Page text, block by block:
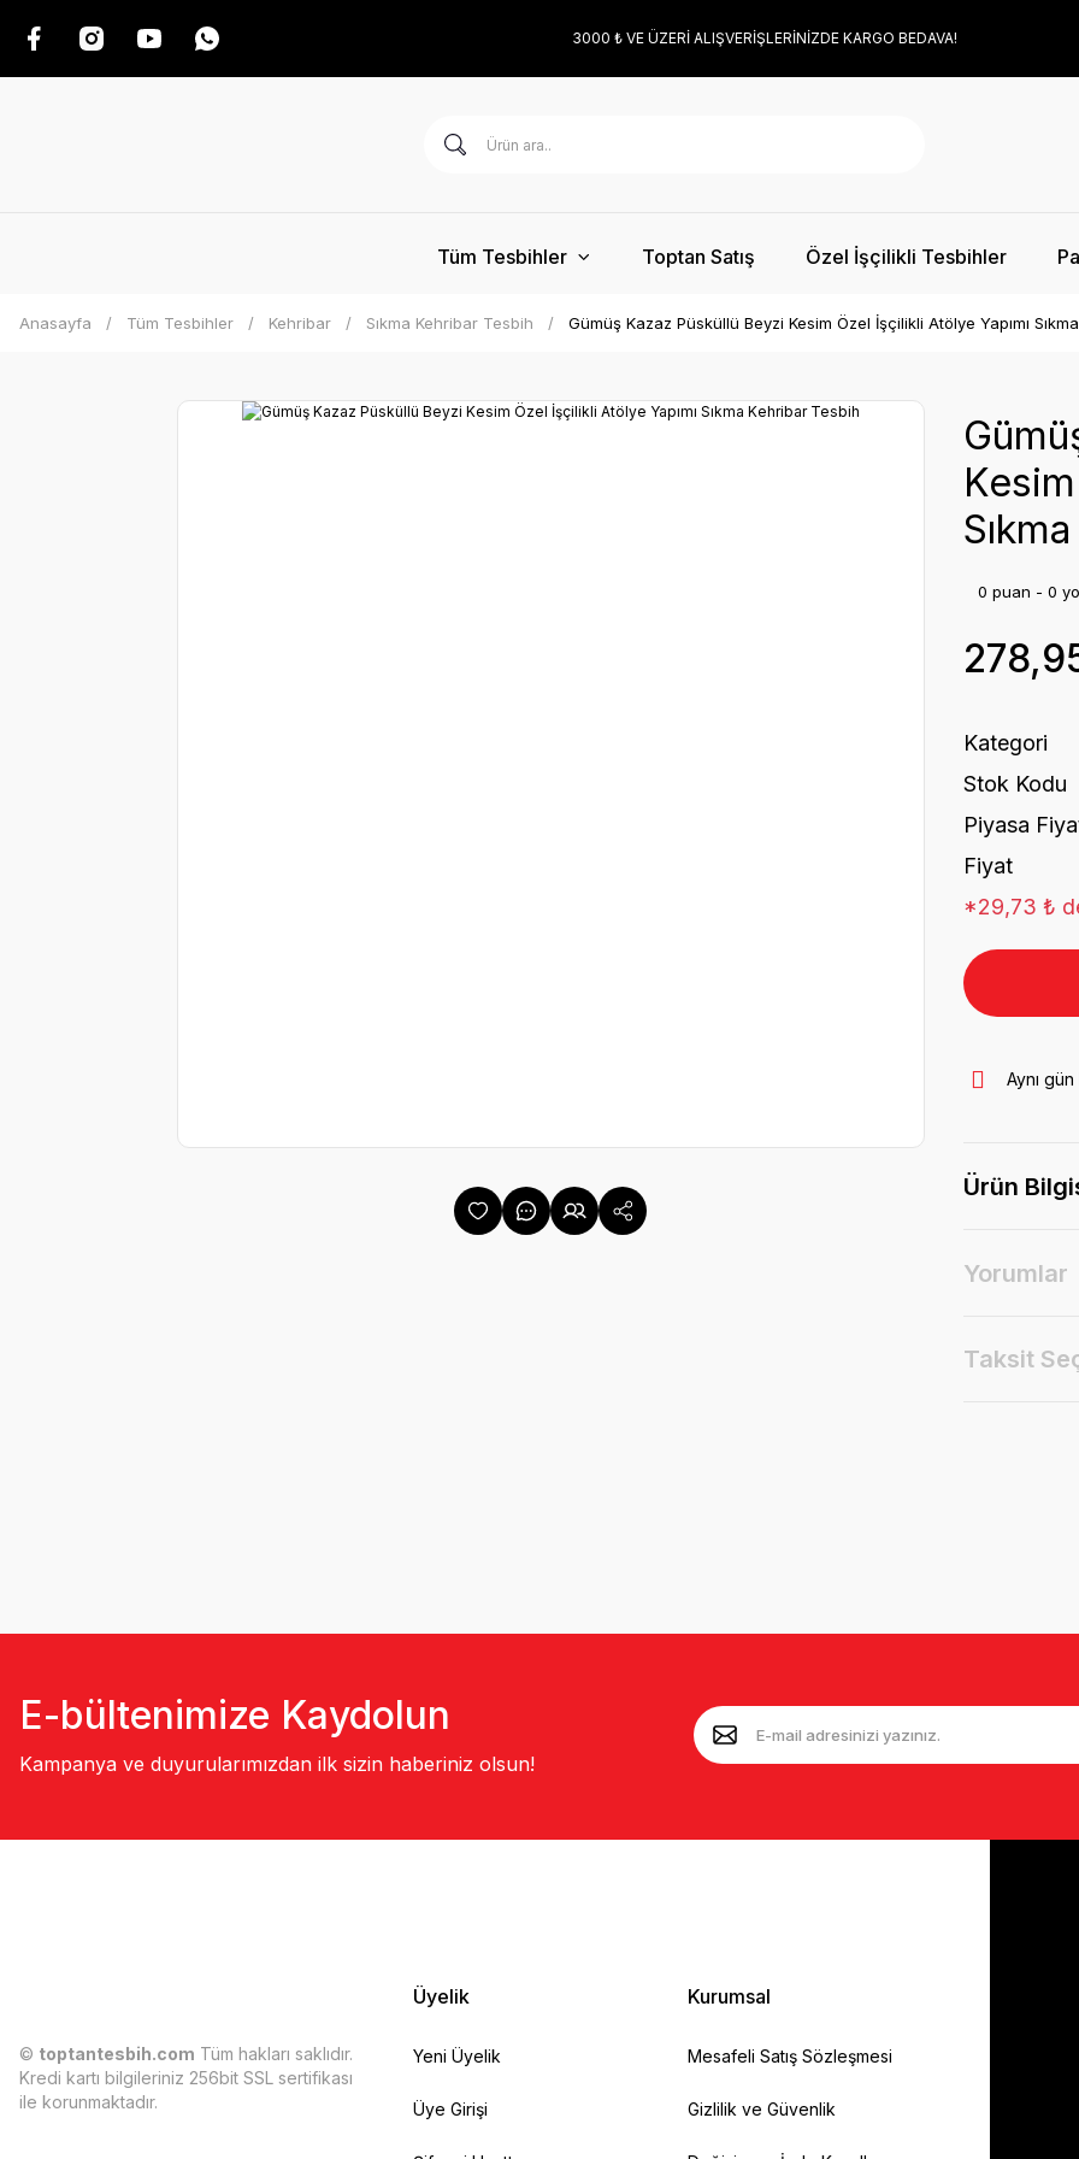
3000 ₺ VE ÜZERİ ALIŞVERİŞLERİNİZDE KARGO BEDAVA!
Tüm Tesbihler Toptan Satış Özel İşçilikli Tesbihler
Anasayfa Tüm Tesbihler Kehribar Sıkma Kehribar Tesbih Gümüş Kazaz Püsküllü Beyzi Kesim Özel İşçilikli Atölye Yapımı
0 puan - 0
Kategori
Stok Kodu
Piyasa
Fiyat
*29,73 ₺
Aynı
Ürün
Yorumlar
Taksit
E-bültenimize Kaydolun
Kampanya ve duyurularımızdan ilk sizin haberiniz olsun!
© toptantesbih.com Tüm hakları saklıdır.
Kredi kartı bilgileriniz 256bit SSL sertifikası
ile korunmaktadır.
Üyelik
Yeni Üyelik
Üye Girişi
Kurumsal
Mesafeli Satış Sözleşmesi
Gizlilik ve Güvenlik